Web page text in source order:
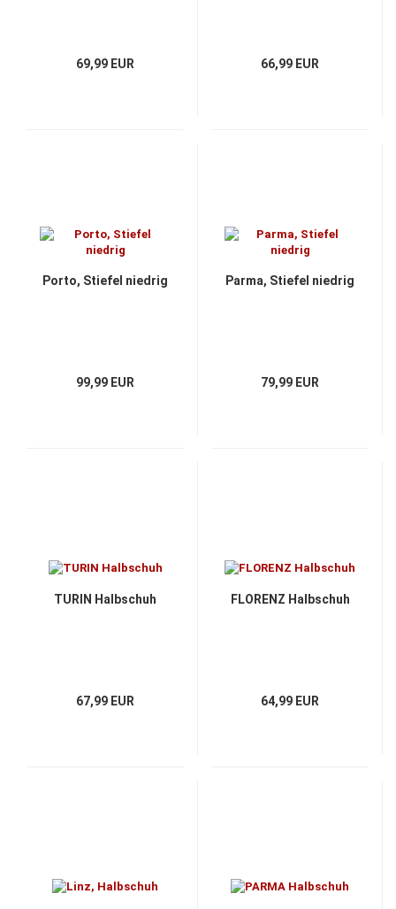
69,99 EUR 66,99 EUR
Porto, Stiefel niedrig
99,99 EUR
Parma, Stiefel niedrig
79,99 EUR
TURIN Halbschuh
67,99 EUR
FLORENZ Halbschuh
64,99 EUR